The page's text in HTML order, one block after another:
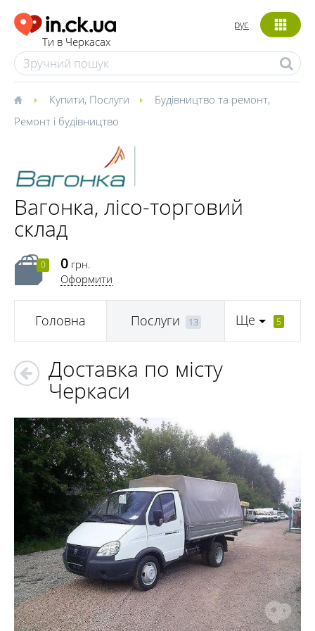
Ти в Черкасах
рус
Купити, Послуги Будівництво та ремонт,
Ремонт і будівництво
Вагонка, лісо-торговий
склад
0 0 грн.
Оформити
Головна Послуги 13 Ще 5
Доставка по місту
Черкаси